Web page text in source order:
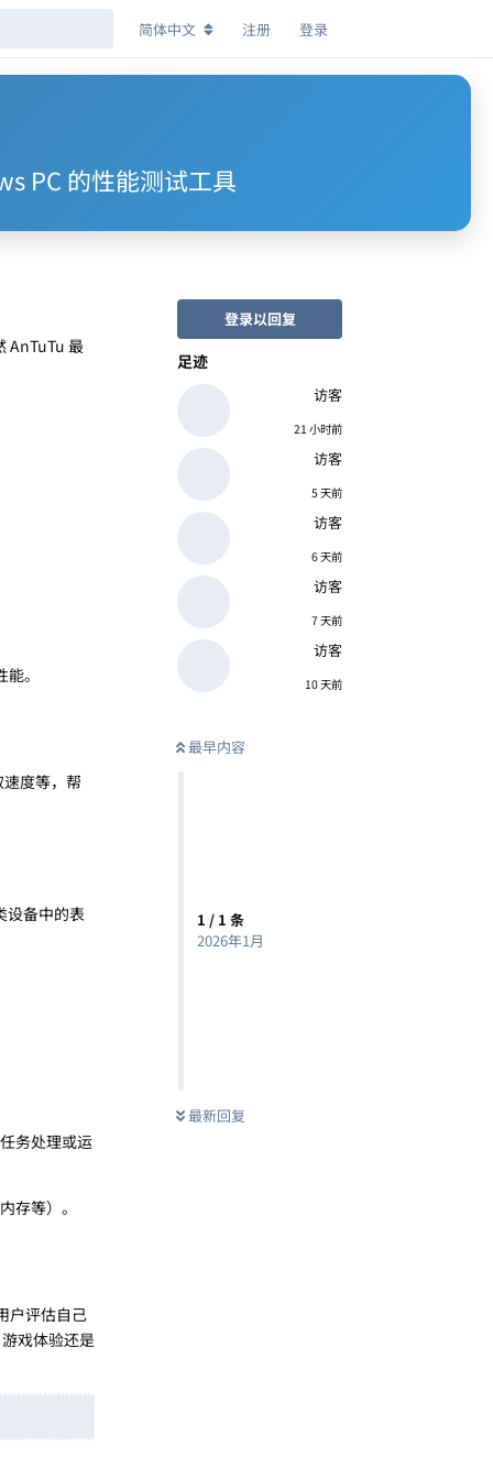
简体中文 注册 登录
PC 的性能测试工具
登录以回复
足迹
访客
21 小时前
访客
5 天前
访客
6 天前
访客
7 天前
访客
10 天前
最早内容
1 / 1 条
2026年1月
最新回复
AnTuTu 最
。
度等，帮
设备中的表
务处理或运
存等）。
户评估自己
戏体验还是